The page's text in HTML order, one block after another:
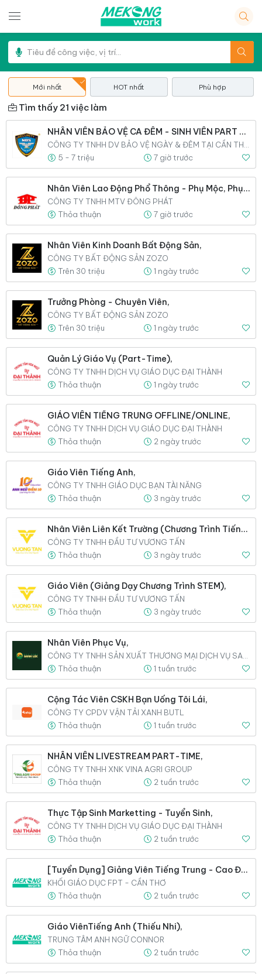
Mới nhất HOT nhất Phù hợp
Tìm thấy 21 việc làm
NHÂN VIÊN BẢO VỆ CA ĐÊM - SINH VIÊN PART TIME
5 - 7 triệu
7 giờ trước
Nhân Viên Lao Động Phổ Thông - Phụ Mộc, Phụ PU,
CÔNG TY TNHH MTV ĐÔNG PHÁT
Thỏa thuận
7 giờ trước
Nhân Viên Kinh Doanh Bất Động Sản,
CÔNG TY BẤT ĐỘNG SẢN ZOZO
Trên 30 triệu
1 ngày trước
Trưởng Phòng - Chuyên Viên,
CÔNG TY BẤT ĐỘNG SẢN ZOZO
Trên 30 triệu
1 ngày trước
Quản Lý Giáo Vụ (Part-Time),
CÔNG TY TNHH DỊCH VỤ GIÁO DỤC ĐẠI THÀNH
Thỏa thuận
1 ngày trước
GIÁO VIÊN TIẾNG TRUNG OFFLINE/ONLINE,
CÔNG TY TNHH DỊCH VỤ GIÁO DỤC ĐẠI THÀNH
Thỏa thuận
2 ngày trước
Giáo Viên Tiếng Anh,
CÔNG TY TNHH GIÁO DỤC BẠN TÀI NĂNG
Thỏa thuận
3 ngày trước
Nhân Viên Liên Kết Trường (Chương Trình Tiếng Anh Dành Cho Trẻ Mầm Non Và STEM),
CÔNG TY TNHH ĐẦU TƯ VƯƠNG TẤN
Thỏa thuận
3 ngày trước
Giáo Viên (Giảng Dạy Chương Trình STEM),
CÔNG TY TNHH ĐẦU TƯ VƯƠNG TẤN
Thỏa thuận
3 ngày trước
Nhân Viên Phục Vụ,
Thỏa thuận
1 tuần trước
Cộng Tác Viên CSKH Bạn Uống Tôi Lái,
CÔNG TY CPDV VẬN TẢI XANH BUTL
Thỏa thuận
1 tuần trước
NHÂN VIÊN LIVESTREAM PART-TIME,
CÔNG TY TNHH XNK VINA AGRI GROUP
Thỏa thuận
2 tuần trước
Thực Tập Sinh Marketting - Tuyển Sinh,
CÔNG TY TNHH DỊCH VỤ GIÁO DỤC ĐẠI THÀNH
Thỏa thuận
2 tuần trước
[Tuyển Dụng] Giảng Viên Tiếng Trung - Cao Đẳng Anh Quốc BTEC FPT,
KHỐI GIÁO DỤC FPT - CẦN THƠ
Thỏa thuận
2 tuần trước
Giáo ViênTiếng Anh (thiếu Nhi),
TRUNG TÂM ANH NGỮ CONNOR
Thỏa thuận
2 tuần trước